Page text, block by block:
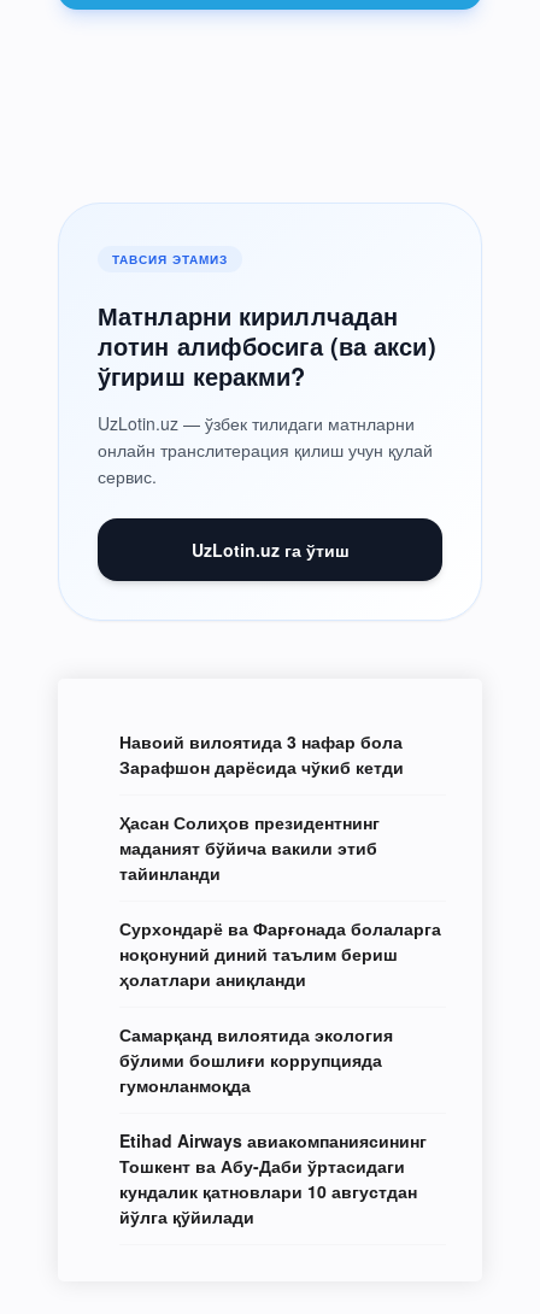
ТАВСИЯ ЭТАМИЗ
Матнларни кириллчадан
лотин алифбосига (ва акси)
ўгириш керакми?
UzLotin.uz — ўзбек тилидаги матнларни
онлайн транслитерация қилиш учун қулай
сервис.
UzLotin.uz га ўтиш
Навоий вилоятида 3 нафар бола
Зарафшон дарёсида чўкиб кетди
Ҳасан Солиҳов президентнинг
маданият бўйича вакили этиб
тайинланди
Сурхондарё ва Фарғонада болаларга
ноқонуний диний таълим бериш
ҳолатлари аниқланди
Самарқанд вилоятида экология
бўлими бошлиғи коррупцияда
гумонланмоқда
Etihad Airways авиакомпаниясининг
Тошкент ва Абу-Даби ўртасидаги
кундалик қатновлари 10 августдан
йўлга қўйилади